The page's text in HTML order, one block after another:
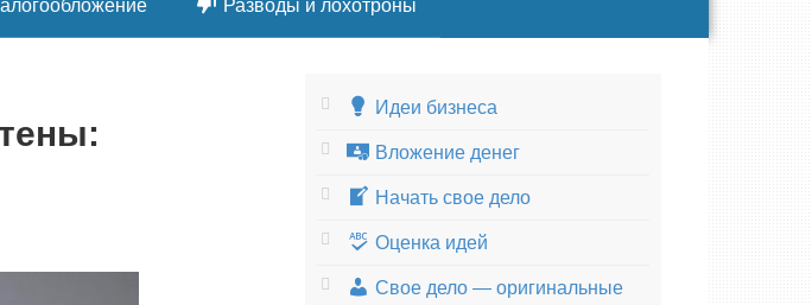
Разводы и лохотроны
Идеи бизнеса
Вложение денег
Начать свое дело
Оценка идей
Свое дело — оригинальные